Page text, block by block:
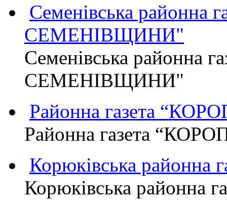
Семенівська районна
СЕМЕНІВЩИНИ"
Семенівська районна
СЕМЕНІВЩИНИ"
Районна газета
Районна газета
Корюківська районна
Корюківська районна